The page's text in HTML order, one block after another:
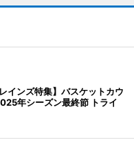
インズ特集】バスケットカウ
年シーズン最終節 トライ